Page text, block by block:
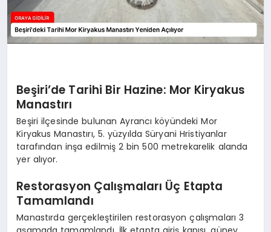
Beşiri’de Tarihi Bir Hazine: Mor Kiryakus
Manastırı
Beşiri ilçesinde bulunan Ayrancı köyündeki Mor
Kiryakus Manastırı, 5. yüzyılda Süryani Hristiyanlar
tarafından inşa edilmiş 2 bin 500 metrekarelik alanda
yer alıyor.
Restorasyon Çalışmaları Üç Etapta
Tamamlandı
Manastırda gerçekleştirilen restorasyon çalışmaları 3